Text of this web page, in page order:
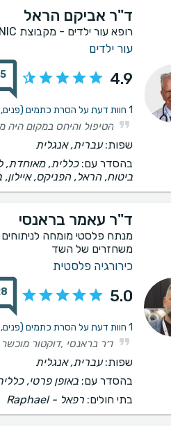
ד"ר אביקם הראל
רופא עור ילדים - מקבוצת H.CLINIC
עור ילדים
4.9
1 חוות דעת על הסרת כתמים (פנים, מחשוף, כפות ידיים)
שפות:עברית, אנגלית
בהסדר עם:כללית, מאוחדת,
ביטוח, הראל, הפניקס, איילון,
ד"ר עאמר בראנסי
מנתח פלסטי מומחה לניתוחים
משחזרים של השד
כירורגיה פלסטית
5.0
1 חוות דעת על הסרת כתמים (פנים, מחשוף, כפות ידיים)
שפות:עברית, אנגלית
בהסדר עם: באופן פרטי,
בתי חולים: רפאל - Raphael